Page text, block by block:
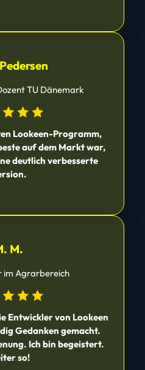
TU Dänemark
Lookeen-Programm,
auf dem Markt war,
deutlich verbesserte
M.
im Agrarbereich
Entwickler von Lookeen
Gedanken gemacht.
Ich bin begeistert.
so!